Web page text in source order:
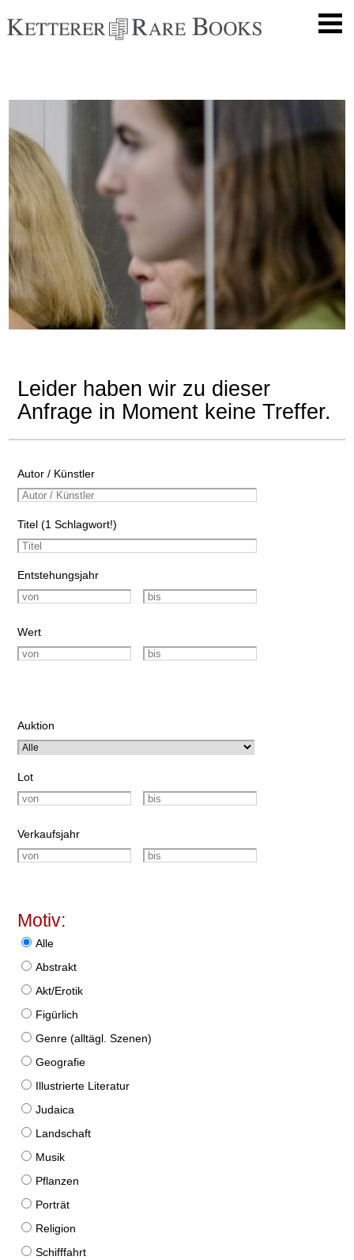
Leider haben wir zu dieser
Anfrage in Moment keine Treffer.
Autor / Künstler
Titel (1 Schlagwort!)
Entstehungsjahr
Wert
Auktion
Lot
Verkaufsjahr
Motiv:
Alle
Abstrakt
Akt/Erotik
Figürlich
Genre (alltägl. Szenen)
Geografie
Illustrierte Literatur
Judaica
Landschaft
Musik
Pflanzen
Porträt
Religion
Schifffahrt